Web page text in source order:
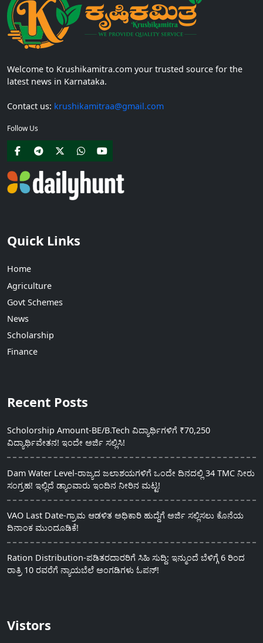
Welcome to Krushikamitra.com your trusted source for the
latest news in Karnataka.
Contact us: krushikamitraa@gmail.com
Follow Us
Quick Links
Home
Agriculture
Govt Schemes
News
Scholarship
Finance
Recent Posts
Scholorship Amount-BE/B.Tech ವಿದ್ಯಾರ್ಥಿಗಳಿಗೆ ₹70,250
ವಿದ್ಯಾರ್ಥಿವೇತನ! ಇಂದೇ ಅರ್ಜಿ ಸಲ್ಲಿಸಿ!
Dam Water Level-ರಾಜ್ಯದ ಜಲಾಶಯಗಳಿಗೆ ಒಂದೇ ದಿನದಲ್ಲಿ 34 TMC ನೀರು
ಸಂಗ್ರಹ! ಇಲ್ಲಿದೆ ಡ್ಯಾಂವಾರು ಇಂದಿನ ನೀರಿನ ಮಟ್ಟ!
VAO Last Date-ಗ್ರಾಮ ಆಡಳಿತ ಅಧಿಕಾರಿ ಹುದ್ದೆಗೆ ಅರ್ಜಿ ಸಲ್ಲಿಸಲು ಕೊನೆಯ
ದಿನಾಂಕ ಮುಂದೂಡಿಕೆ!
Ration Distribution-ಪಡಿತರದಾರರಿಗೆ ಸಿಹಿ ಸುದ್ದಿ: ಇನ್ಮುಂದೆ ಬೆಳಿಗ್ಗೆ 6 ರಿಂದ
ರಾತ್ರಿ 10 ರವರೆಗೆ ನ್ಯಾಯಬೆಲೆ ಅಂಗಡಿಗಳು ಓಪನ್!
Vistors